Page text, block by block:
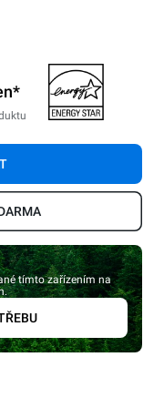
tímto zařízením na